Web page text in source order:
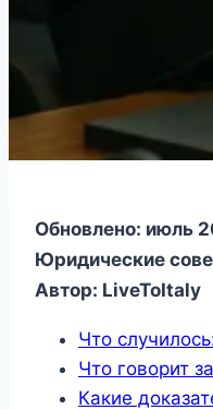
Обновлено: июль
Юридические
Автор: LiveToItaly
Что
Что говорит
Какие